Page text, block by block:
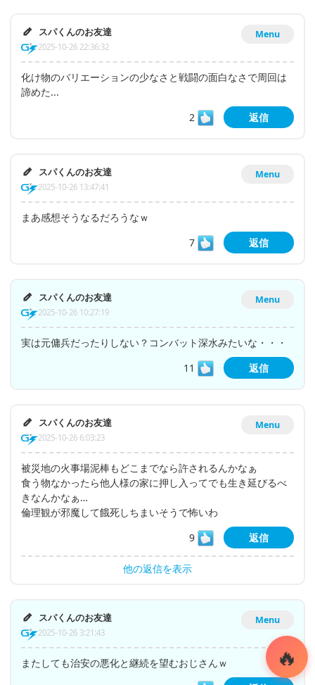
Menu
スパくんのお友達
2025-10-26 22:36:32
化け物のバリエーションの少なさと戦闘の面白なさで周回は
諦めた...
2
返信
Menu
スパくんのお友達
2025-10-26 13:47:41
まあ感想そうなるだろうなｗ
7
返信
Menu
スパくんのお友達
2025-10-26 10:27:19
実は元傭兵だったりしない？コンバット深水みたいな・・・
11
返信
Menu
スパくんのお友達
2025-10-26 6:03:23
被災地の火事場泥棒もどこまでなら許されるんかなぁ
食う物なかったら他人様の家に押し入ってでも生き延びるべ
きなんかなぁ…
倫理観が邪魔して餓死しちまいそうで怖いわ
9
返信
他の返信を表示
Menu
スパくんのお友達
2025-10-26 3:21:43
またしても治安の悪化と継続を望むおじさんｗ